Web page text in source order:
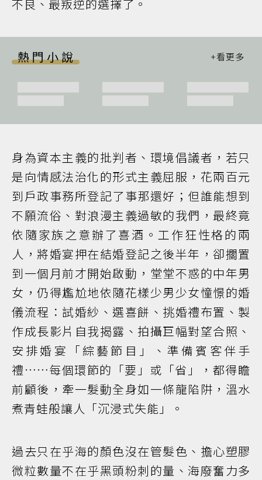
不良、最叛逆的選擇了。
熱門小說
身為資本主義的批判者、環境倡議者，若只
是向情感法治化的形式主義屈服，花兩百元
到戶政事務所登記了事那還好；但誰能想到
不願流俗、對浪漫主義過敏的我們，最終竟
依隨家族之意辦了喜酒。工作狂性格的兩
人，將婚宴押在結婚登記之後半年，卻擱置
到一個月前才開始啟動，堂堂不惑的中年男
女，仍得尷尬地依隨花樣少男少女憧憬的婚
儀流程：試婚紗、選喜餅、挑婚禮布置、製
作成長影片自我揭露、拍攝巨幅對望合照、
安排婚宴「綜藝節目」、準備賓客伴手
禮……每個環節的「要」或「省」，都得瞻
前顧後，牽一髮動全身如一條龍陷阱，溫水
煮青蛙般讓人「沉浸式失能」。
過去只在乎海的顏色沒在管髮色、擔心塑膠
微粒數量不在乎黑頭粉刺的量、海廢奮力多